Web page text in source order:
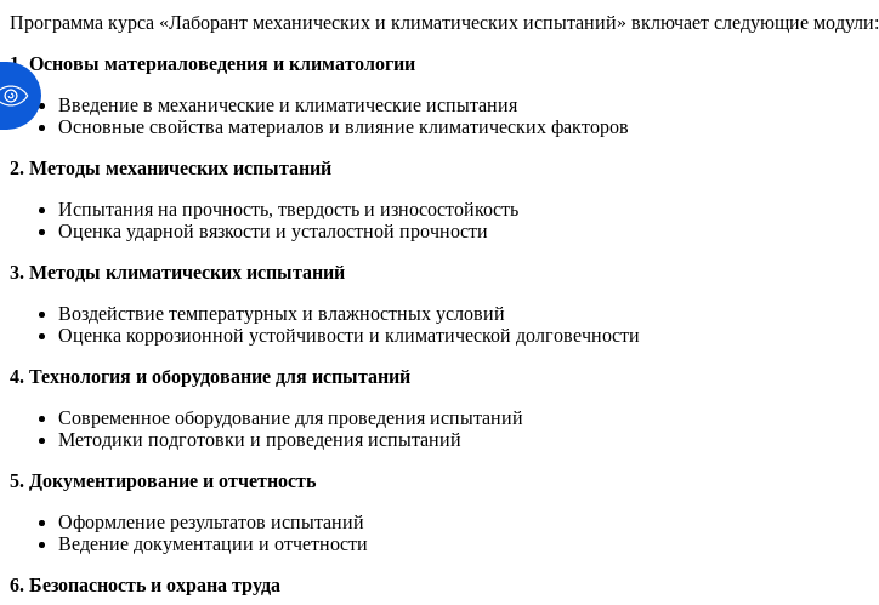
Программа курса «Лаборант механических и климатических испытаний» включает следующие модули:
1. Основы материаловедения и климатологии
Введение в механические и климатические испытания
Основные свойства материалов и влияние климатических факторов
2. Методы механических испытаний
Испытания на прочность, твердость и износостойкость
Оценка ударной вязкости и усталостной прочности
3. Методы климатических испытаний
Воздействие температурных и влажностных условий
Оценка коррозионной устойчивости и климатической долговечности
4. Технология и оборудование для испытаний
Современное оборудование для проведения испытаний
Методики подготовки и проведения испытаний
5. Документирование и отчетность
Оформление результатов испытаний
Ведение документации и отчетности
6. Безопасность и охрана труда